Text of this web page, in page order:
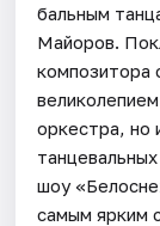
бальным
Майоров.
композитора
оркестра, но
шоу
самым ярким